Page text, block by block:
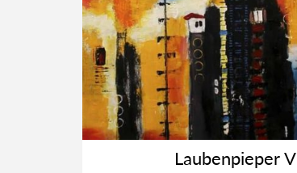
Lau­ben­pie­per V